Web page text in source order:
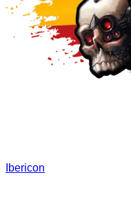
Ibericon